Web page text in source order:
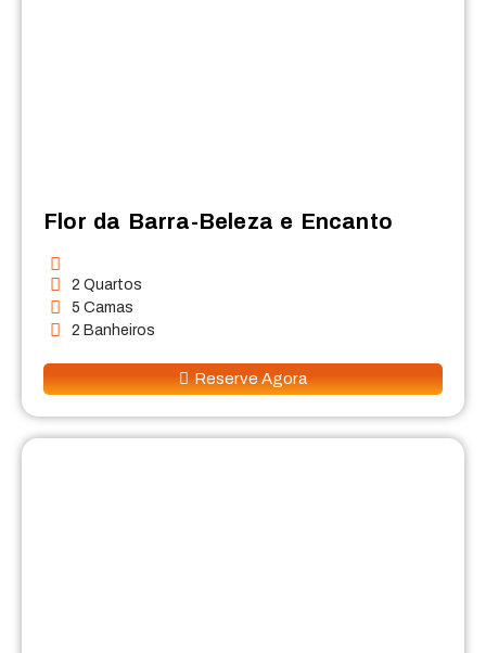
Flor da Barra-Beleza e Encanto
2 Quartos
5 Camas
2 Banheiros
Reserve Agora